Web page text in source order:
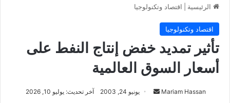
الرئيسية اقتصاد وتكنولوجيا
اقتصاد وتكنولوجيا
تأثير تمديد خفض إنتاج النفط على
أسعار السوق العالمية
Mariam Hassan
أرسل يونيو 24, 2003 آخر تحديث: يوليو 10, 2026